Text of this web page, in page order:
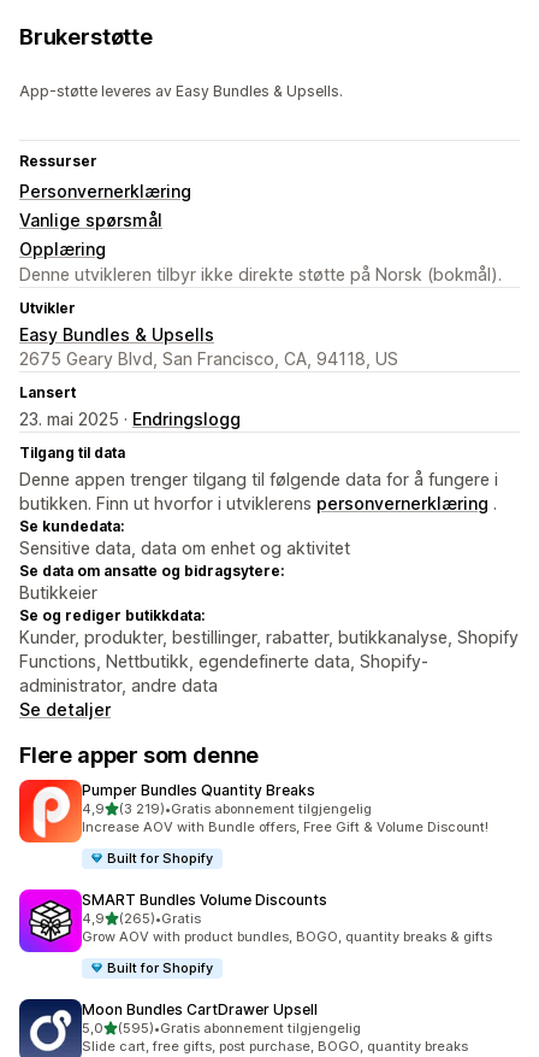
Brukerstøtte
App-støtte leveres av Easy Bundles & Upsells.
Ressurser
Personvernerklæring
Vanlige spørsmål
Opplæring
Denne utvikleren tilbyr ikke direkte støtte på Norsk (bokmål).
Utvikler
Easy Bundles & Upsells
2675 Geary Blvd, San Francisco, CA, 94118, US
Lansert
23. mai 2025 · Endringslogg
Tilgang til data
Denne appen trenger tilgang til følgende data for å fungere i
butikken. Finn ut hvorfor i utviklerens personvernerklæring .
Se kundedata:
Sensitive data, data om enhet og aktivitet
Se data om ansatte og bidragsytere:
Butikkeier
Se og rediger butikkdata:
Kunder, produkter, bestillinger, rabatter, butikkanalyse, Shopify
Functions, Nettbutikk, egendefinerte data, Shopify-
administrator, andre data
Se detaljer
Flere apper som denne
Pumper Bundles Quantity Breaks
4,9av 5 stjerner
(3 219)
Totalt 3219 omtaler
•Gratis abonnement tilgjengelig
Increase AOV with Bundle offers, Free Gift & Volume Discount!
Built for Shopify
SMART Bundles Volume Discounts
4,9av 5 stjerner
(265)
Totalt 265 omtaler
•Gratis
Grow AOV with product bundles, BOGO, quantity breaks & gifts
Built for Shopify
Moon Bundles CartDrawer Upsell
5,0av 5 stjerner
(595)
Totalt 595 omtaler
•Gratis abonnement tilgjengelig
Slide cart, free gifts, post purchase, BOGO, quantity breaks